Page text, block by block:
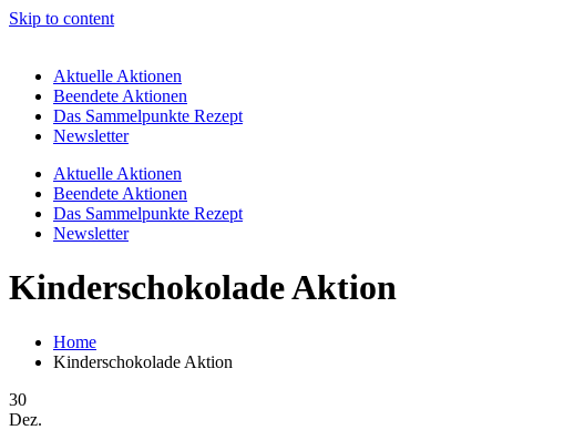
Skip to content
Aktuelle Aktionen
Beendete Aktionen
Das Sammelpunkte Rezept
Newsletter
Aktuelle Aktionen
Beendete Aktionen
Das Sammelpunkte Rezept
Newsletter
Kinderschokolade Aktion
Home
Kinderschokolade Aktion
30
Dez.